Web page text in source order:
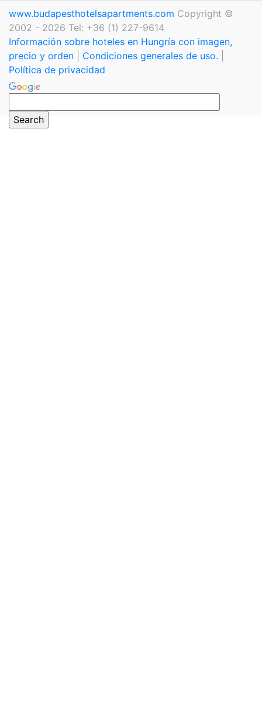
www.budapesthotelsapartments.com Copyright ©
2002 - 2026 Tel: +36 (1) 227-9614
Información sobre hoteles en Hungría con imagen,
precio y orden
Condiciones generales de uso.
Política de privacidad